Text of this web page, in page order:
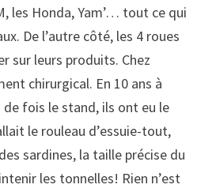
les Honda, Yam’… tout ce qui
De l’autre côté, les 4 roues
sur leurs produits. Chez
chirurgical. En 10 ans à
fois le stand, ils ont eu le
le rouleau d’essuie-tout,
sardines, la taille précise du
les tonnelles! Rien n’est